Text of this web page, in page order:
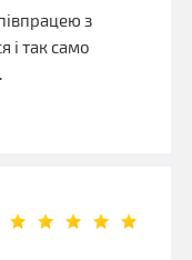
з
і так само